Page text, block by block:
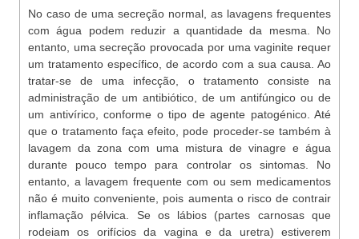
No caso de uma secreção normal, as lavagens frequentes
com água podem reduzir a quantidade da mesma. No
entanto, uma secreção provocada por uma vaginite requer
um tratamento específico, de acordo com a sua causa. Ao
tratar-se de uma infecção, o tratamento consiste na
administração de um antibiótico, de um antifúngico ou de
um antivírico, conforme o tipo de agente patogénico. Até
que o tratamento faça efeito, pode proceder-se também à
lavagem da zona com uma mistura de vinagre e água
durante pouco tempo para controlar os sintomas. No
entanto, a lavagem frequente com ou sem medicamentos
não é muito conveniente, pois aumenta o risco de contrair
inflamação pélvica. Se os lábios (partes carnosas que
rodeiam os orifícios da vagina e da uretra) estiverem